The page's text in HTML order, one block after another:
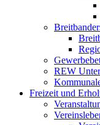
REW
Freizeit und